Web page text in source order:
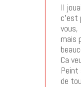
Il
vous,
mais
Ca
Peint
de